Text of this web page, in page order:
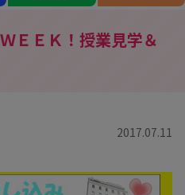
ＥＥＫ！授業見学＆
2017.07.11